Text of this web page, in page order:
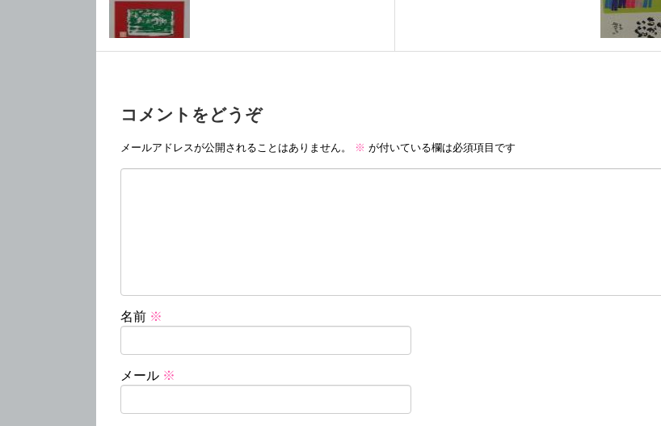
コメントをどうぞ
メールアドレスが公開されることはありません。 ※ が付いている欄は必須項目です
名前 ※
メール ※